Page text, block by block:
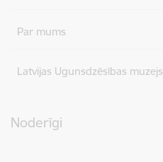
Par mums
Latvijas Ugunsdzēsības muzejs
Noderīgi